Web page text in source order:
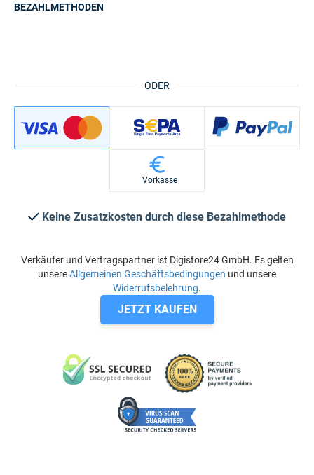
ODER
BEZAHLMETHODEN
Vorkasse
Keine Zusatzkosten durch diese Bezahlmethode
Verkäufer und Vertragspartner ist Digistore24 GmbH. Es gelten
unsereAllgemeinen Geschäftsbedingungen und unsere
Widerrufsbelehrung.
JETZT KAUFEN